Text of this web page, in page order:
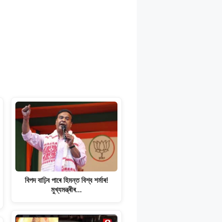
বিপদ বাঢ়িব পাৰে হিমন্ত বিশ্ব শৰ্মাৰ!
মুখ্যমন্ত্ৰীৰ…